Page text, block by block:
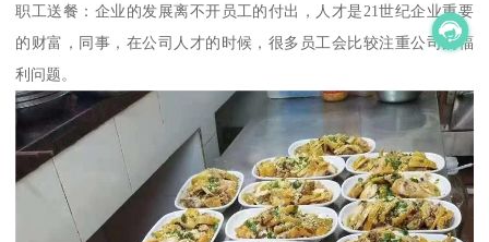
职工送餐：企业的发展离不开员工的付出，人才是21世纪企业重要
的财富，同事，在公司人才的时候，很多员工会比较注重公司的福
利问题。